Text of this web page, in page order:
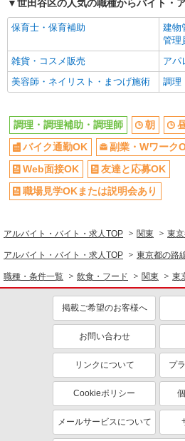
フリーター歓迎
学歴
ブランクOK
ミド
エルダー（50代～）活躍中
シニ
ボーナス・賞与あり
昇給
時間固定シフト制
時間
禁煙・分煙
交通
社会保険あり
家賃
まかない・食事補助
産休
退職金・財形貯蓄制度あり
各種
研修制度あり
社
同じ職種から求人を探す
飲食・フー
調理・調理補助・調理師
同じ特徴から求人を探す
副業
ミ
ボーナス・賞与あり
交
社会保険あり
まか
産休・育休取得実績あり
社員
世田谷区の人気の職種からバイト・
保育士・保育補助
建物
管理
雑貨・コスメ販売
アパ
美容師・ネイリスト・まつげ施術
調理
調理・調理補助・調理師 朝
バイク通勤OK
副業・Wワーク
Web面接OK
友達と応募OK
職場見学OKまたは説明会あり
アルバイト・バイト・求人TOP 関東 東
アルバイト・バイト・求人TOP 東京都の路
職種・条件一覧 飲食・フード 関東 東
掲載ご希望のお客様へ
お問い合わせ
リンクについて プ
Cookieポリシー
メールサービスについて